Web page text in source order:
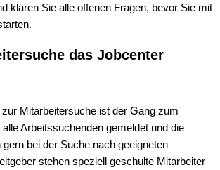
klären Sie alle offenen Fragen, bevor Sie mit
das Jobcenter
Mitarbeitersuche ist der Gang zum
Arbeitssuchenden gemeldet und die
gern bei der Suche nach geeigneten
stehen speziell geschulte Mitarbeiter